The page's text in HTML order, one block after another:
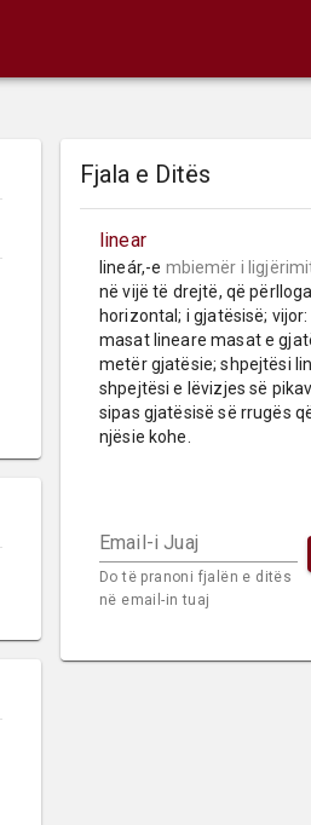
Fjala e Ditës
linear
lineár,-e mbiemër i
në vijë të drejtë, që
horizontal; i gjatësisë;
masat lineare masat e
metër gjatësie; shpejtësi
shpejtësi e lëvizjes së
sipas gjatësisë së rrugës
njësie kohe.
Email-i Juaj
Do të pranoni fjalën e ditës
në email-in tuaj